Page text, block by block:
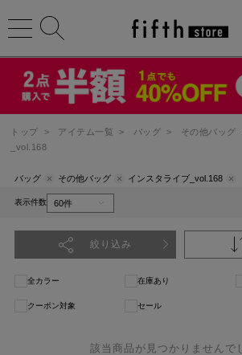
トップ > アイテム一覧 > バッグ > その他バッグ
_vol.168
バッグ その他バッグ インスタライブ_vol.168
表示件数
絞り込み
全カラー 在庫あり
クーポン対象 セール
該当商品が見つかりませんで